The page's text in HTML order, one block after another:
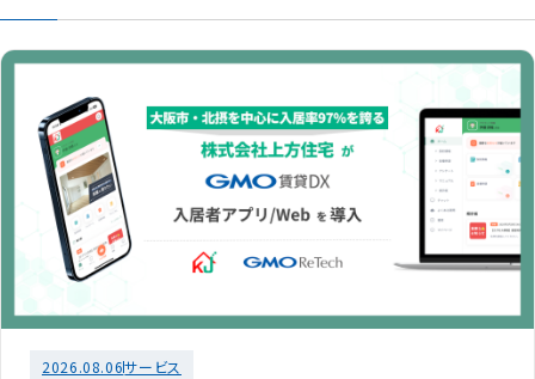
2026.08.06サービス